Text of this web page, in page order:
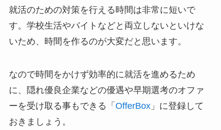
就活のための対策を行える時間は非常に短いで
す。学校生活やバイトなどと両立しないといけな
いため、時間を作るのが大変だと思います。
なので時間をかけず効率的に就活を進めるため
に、隠れ優良企業などの優遇や早期選考のオファ
ーを受け取る事もできる「 OfferBox」に登録して
おきましょう。